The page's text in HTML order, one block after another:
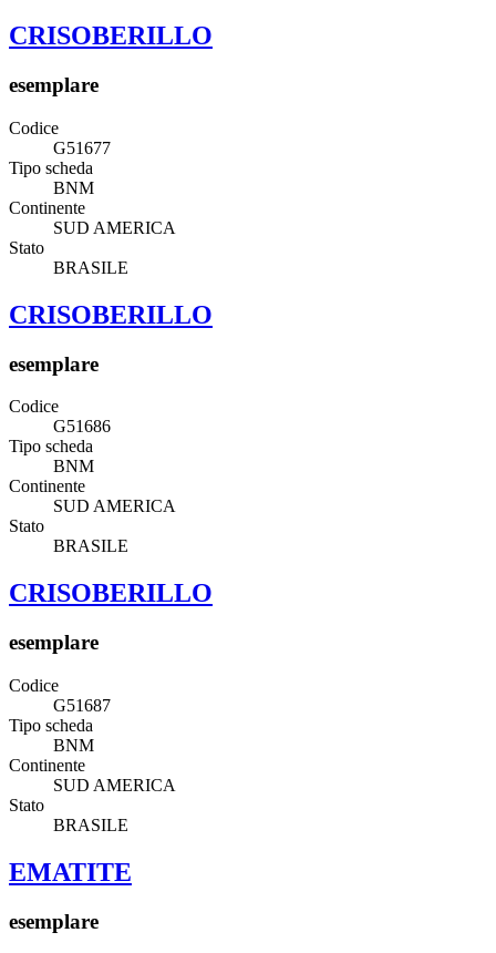
CRISOBERILLO
esemplare
Codice
G51677
Tipo scheda
BNM
Continente
SUD AMERICA
Stato
BRASILE
CRISOBERILLO
esemplare
Codice
G51686
Tipo scheda
BNM
Continente
SUD AMERICA
Stato
BRASILE
CRISOBERILLO
esemplare
Codice
G51687
Tipo scheda
BNM
Continente
SUD AMERICA
Stato
BRASILE
EMATITE
esemplare